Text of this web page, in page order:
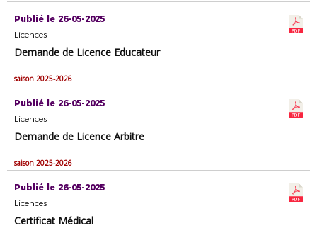
Publié le 26-05-2025
Licences
Demande de Licence Educateur
saison 2025-2026
Publié le 26-05-2025
Licences
Demande de Licence Arbitre
saison 2025-2026
Publié le 26-05-2025
Licences
Certificat Médical